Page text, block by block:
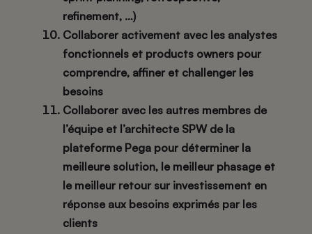
refinement, …)
Collaborer activement avec les analystes
fonctionnels et products owners pour
comprendre, affiner et challenger les
besoins
Collaborer avec les autres membres de
l’équipe et l’architecte SPW de la
plateforme Pega pour déterminer la
meilleure solution, le meilleur phasage et
le meilleur retour sur investissement en
réponse aux besoins exprimés par les
clients